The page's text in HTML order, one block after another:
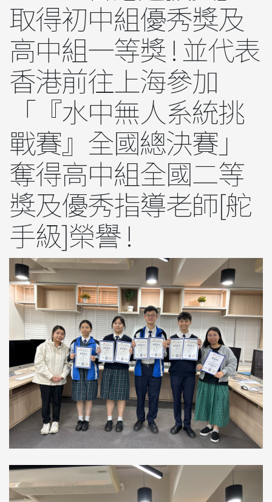
取得初中組優秀獎及
高中組一等獎 ! 並代表
香港前往上海參加
「『水中無人系統挑
戰賽』全國總決賽」
奪得高中組全國二等
獎及優秀指導老師[舵
手級]榮譽 !